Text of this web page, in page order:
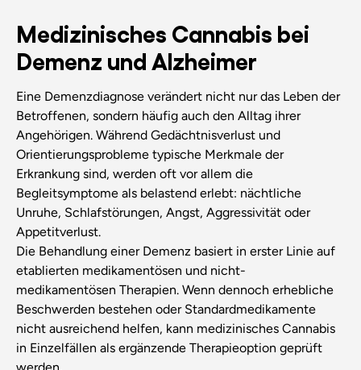
Medizinisches Cannabis bei
Demenz und Alzheimer
Eine Demenzdiagnose verändert nicht nur das Leben der
Betroffenen, sondern häufig auch den Alltag ihrer
Angehörigen. Während Gedächtnisverlust und
Orientierungsprobleme typische Merkmale der
Erkrankung sind, werden oft vor allem die
Begleitsymptome als belastend erlebt: nächtliche
Unruhe, Schlafstörungen, Angst, Aggressivität oder
Appetitverlust.
Die Behandlung einer Demenz basiert in erster Linie auf
etablierten medikamentösen und nicht-
medikamentösen Therapien. Wenn dennoch erhebliche
Beschwerden bestehen oder Standardmedikamente
nicht ausreichend helfen, kann medizinisches Cannabis
in Einzelfällen als ergänzende Therapieoption geprüft